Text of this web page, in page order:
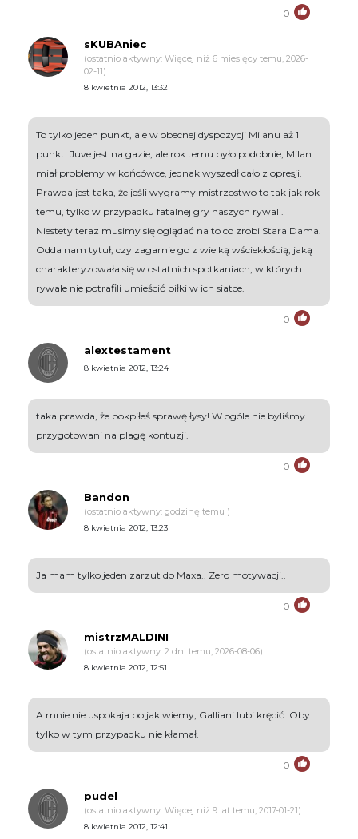
0
sKUBAniec
(ostatnio aktywny: Więcej niż 6 miesięcy temu, 2026-
02-11)
8 kwietnia 2012, 13:32
To tylko jeden punkt, ale w obecnej dyspozycji Milanu aż 1
punkt. Juve jest na gazie, ale rok temu było podobnie, Milan
miał problemy w końcówce, jednak wyszedł cało z opresji.
Prawda jest taka, że jeśli wygramy mistrzostwo to tak jak rok
temu, tylko w przypadku fatalnej gry naszych rywali.
Niestety teraz musimy się oglądać na to co zrobi Stara Dama.
Odda nam tytuł, czy zagarnie go z wielką wściekłością, jaką
charakteryzowała się w ostatnich spotkaniach, w których
rywale nie potrafili umieścić piłki w ich siatce.
0
alextestament
8 kwietnia 2012, 13:24
taka prawda, że pokpiłeś sprawę łysy! W ogóle nie byliśmy
przygotowani na plagę kontuzji.
0
Bandon
(ostatnio aktywny: godzinę temu )
8 kwietnia 2012, 13:23
Ja mam tylko jeden zarzut do Maxa.. Zero motywacji..
0
mistrzMALDINI
(ostatnio aktywny: 2 dni temu, 2026-08-06)
8 kwietnia 2012, 12:51
A mnie nie uspokaja bo jak wiemy, Galliani lubi kręcić. Oby
tylko w tym przypadku nie kłamał.
0
pudel
(ostatnio aktywny: Więcej niż 9 lat temu, 2017-01-21)
8 kwietnia 2012, 12:41